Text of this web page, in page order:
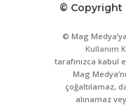
© Copyright
© Mag
Kullanım
tarafınızca kabul
Mag
çoğaltılamaz,
alınamaz